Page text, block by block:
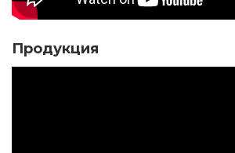
Продукция